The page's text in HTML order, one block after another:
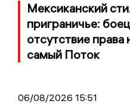
Мексиканский
приграничье:
отсутствие
самый Поток
06/08/2026 15:51